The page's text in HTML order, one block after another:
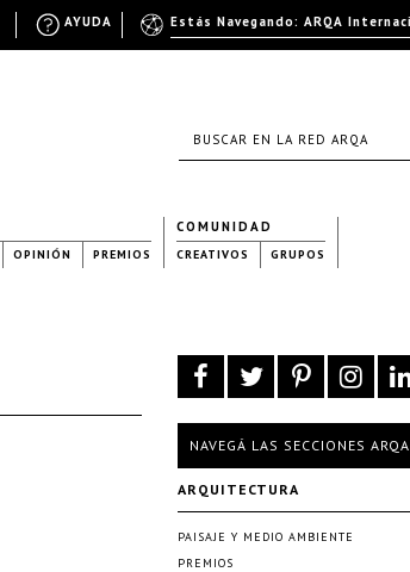
OPINIÓN PREMIOS
COMUNIDAD
CREATIVOS GRUPOS
NAVEGÁ LAS SECCIONES ARQA
ARQUITECTURA
PAISAJE Y MEDIO AMBIENTE
PREMIOS
Estás Navegando: ARQA
AYUDA